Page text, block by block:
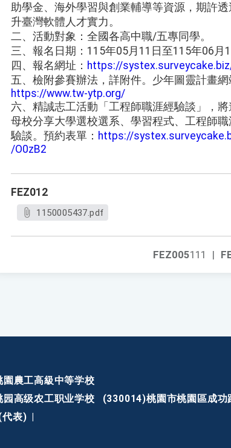
助學金、海外學習與創業輔導等資源，期許
升臺灣軟體人才實力。
二、活動對象：全國各高中職/五專同學。
三、報名日期：115年05月11日至115年06月
四、報名網址： https://
五、檢附參賽辦法，詳附件。少年圖靈計畫網
https://www.tw-ytp.org/
六、精誠志工活動「工程師職涯經驗談」，
母校分享大學選校選系、學習程式、工程師
驗談。預約表單： https://
/O0zB2
FEZ012
1150005437.pdf
FEZ005111 |
園農工高級中等学校
园高级农工职业学校
(330014)桃園市桃園區成功
表)